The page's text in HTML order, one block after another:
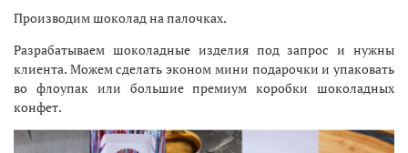
Производим шоколад на палочках.
Разрабатываем шоколадные изделия под запрос и нужны
клиента. Можем сделать эконом мини подарочки и упаковать
во флоупак или большие премиум коробки шоколадных
конфет.